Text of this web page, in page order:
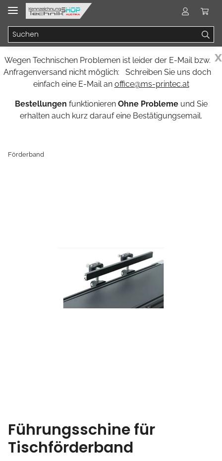
x
Wegen Technischen Problemen ist leider der E-Mail bzw.
Anfragenversand nicht möglich: Schreiben Sie uns doch
einfach eine E-Mail an office@ms-printec.at
Bestellungen funktionieren Ohne Problemeund Sie
erhalten auch kurz darauf eine Bestätigungsemail.
Förderband
Führungsschine für
Tischförderband